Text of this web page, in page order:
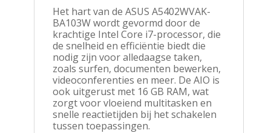
Het hart van de ASUS A5402WVAK-
BA103W wordt gevormd door de
krachtige Intel Core i7-processor, die
de snelheid en efficiëntie biedt die
nodig zijn voor alledaagse taken,
zoals surfen, documenten bewerken,
videoconferenties en meer. De AIO is
ook uitgerust met 16 GB RAM, wat
zorgt voor vloeiend multitasken en
snelle reactietijden bij het schakelen
tussen toepassingen.